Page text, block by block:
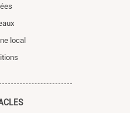
local